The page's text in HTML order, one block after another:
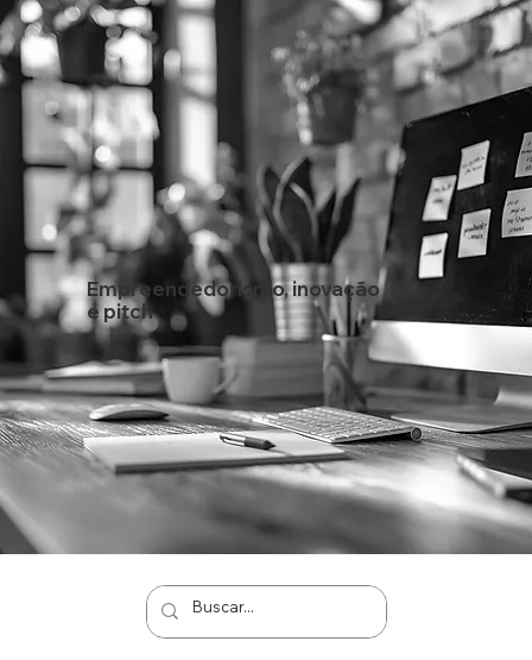
Empreendedorismo, inovação
e pitch